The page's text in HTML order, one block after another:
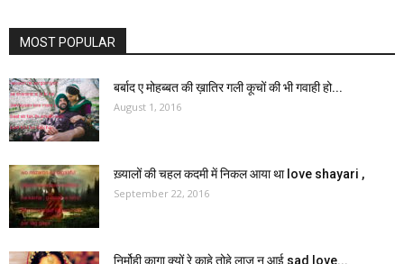
MOST POPULAR
बर्बाद ए मोहब्बत की ख़ातिर गली कूचों की भी गवाही हो...
August 1, 2016
ख़्यालों की चहल कदमी में निकल आया था love shayari ,
September 22, 2016
निर्मोही कागा क्यों रे काहे तोहे लाज न आई sad love...